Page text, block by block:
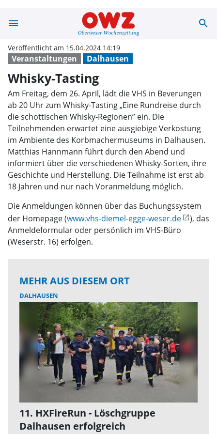
menu Whisky-Tasting
search
Veranstaltungen Dalhausen
Veröffentlicht am 15.04.2024 14:19
Whisky-Tasting
Am Freitag, dem 26. April, lädt die VHS in Beverungen
ab 20 Uhr zum Whisky-Tasting „Eine Rundreise durch
die schottischen Whisky-Regionen” ein. Die
Teilnehmenden erwartet eine ausgiebige Verkostung
im Ambiente des Korbmachermuseums in Dalhausen.
Matthias Hannmann führt durch den Abend und
informiert über die verschiedenen Whisky-Sorten, ihre
Geschichte und Herstellung. Die Teilnahme ist erst ab
18 Jahren und nur nach Voranmeldung möglich.
Die Anmeldungen können über das Buchungssystem
der Homepage (www.vhs-diemel-egge-weser.de
), das
Anmeldeformular oder persönlich im VHS-Büro
(Weserstr. 16) erfolgen.
MEHR AUS DIESEM ORT
DALHAUSEN
11. HXFireRun - Löschgruppe
Dalhausen erfolgreich